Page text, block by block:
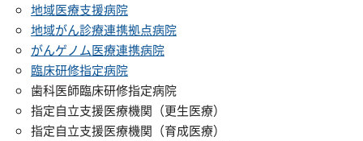
地域医療支援病院
地域がん診療連携拠点病院
がんゲノム医療連携病院
臨床研修指定病院
歯科医師臨床研修指定病院
指定自立支援医療機関（更生医療）
指定自立支援医療機関（育成医療）